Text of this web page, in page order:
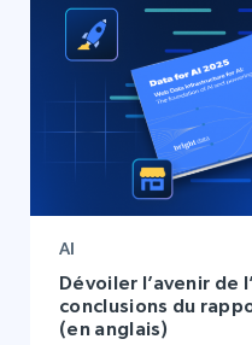
AI
Dévoiler l’avenir de
conclusions du
(en anglais)